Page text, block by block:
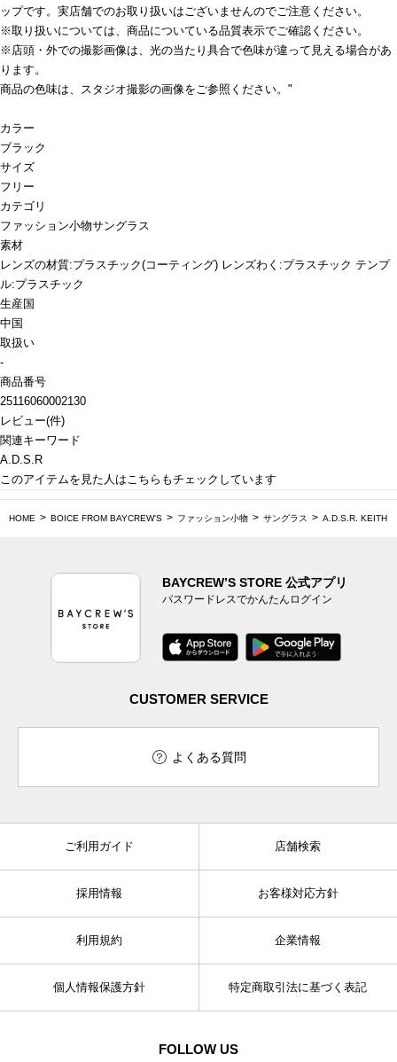
ップです。実店舗でのお取り扱いはございませんのでご注意ください。
※取り扱いについては、商品についている品質表示でご確認ください。
※店頭・外での撮影画像は、光の当たり具合で色味が違って見える場合があ
ります。
商品の色味は、スタジオ撮影の画像をご参照ください。"
カラー
ブラック
サイズ
フリー
カテゴリ
ファッション小物サングラス
素材
レンズの材質:プラスチック(コーティング) レンズわく:プラスチック テンプ
ル:プラスチック
生産国
中国
取扱い
-
商品番号
25116060002130
レビュー(件)
関連キーワード
A.D.S.R
このアイテムを見た人はこちらもチェックしています
HOME BOICE FROM BAYCREW'S ファッション小物 サングラス A.D.S.R. KEITH
BAYCREW’S STORE 公式アプリ
パスワードレスでかんたんログイン
CUSTOMER SERVICE
よくある質問
ご利用ガイド 店舗検索
採用情報 お客様対応方針
利用規約 企業情報
個人情報保護方針 特定商取引法に基づく表記
FOLLOW US